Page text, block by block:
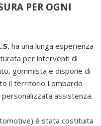
PER OGNI
ha una lunga esperienza
per interventi di
gommista e dispone di
il territorio Lombardo
assistenza.
è stata costituita